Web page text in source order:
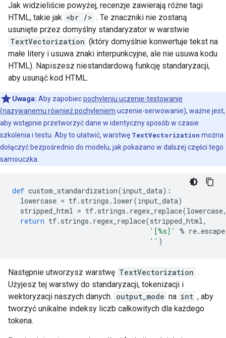
Jak widzieliście powyżej, recenzje zawierają różne tagi
HTML, takie jak <br /> . Te znaczniki nie zostaną
usunięte przez domyślny standaryzator w warstwie
TextVectorization (który domyślnie konwertuje tekst na
małe litery i usuwa znaki interpunkcyjne, ale nie usuwa kodu
HTML). Napiszesz niestandardową funkcję standaryzacji,
aby usunąć kod HTML.
Uwaga: Aby zapobiecpochyleniu uczenie-testowanie
(nazywanemu również pochyleniem uczenie-serwowanie), ważne jest,
aby wstępnie przetworzyć dane w identyczny sposób w czasie
szkolenia i testu. Aby to ułatwić, warstwę TextVectorization można
dołączyć bezpośrednio do modelu, jak pokazano w dalszej części tego
samouczka.
def custom_standardization(input_data):
lowercase = tf. strings . lower(input_data)
stripped_html = tf. strings . regex_replace(lowercase
return tf. strings . regex_replace(stripped_html,
'[%s]'
% re. escape
'' )
Następnie utworzysz warstwę TextVectorization .
Użyjesz tej warstwy do standaryzacji, tokenizacji i
wektoryzacji naszych danych. output_mode na int , aby
tworzyć unikalne indeksy liczb całkowitych dla każdego
tokena.